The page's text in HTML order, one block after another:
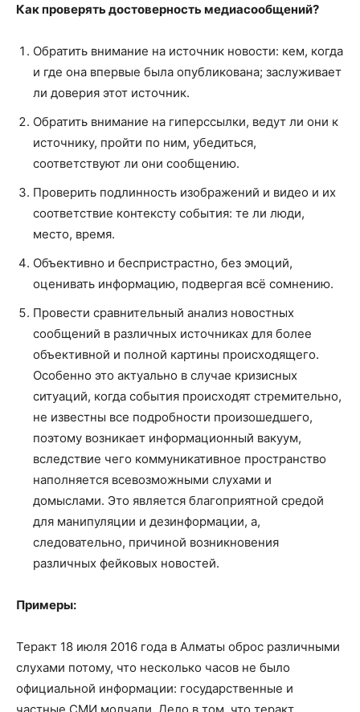
Как проверять достоверность медиасообщений?
Обратить внимание на источник новости: кем, когда
и где она впервые была опубликована; заслуживает
ли доверия этот источник.
Обратить внимание на гиперссылки, ведут ли они к
источнику, пройти по ним, убедиться,
соответствуют ли они сообщению.
Проверить подлинность изображений и видео и их
соответствие контексту события: те ли люди,
место, время.
Объективно и беспристрастно, без эмоций,
оценивать информацию, подвергая всё сомнению.
Провести сравнительный анализ новостных
сообщений в различных источниках для более
объективной и полной картины происходящего.
Особенно это актуально в случае кризисных
ситуаций, когда события происходят стремительно,
не известны все подробности произошедшего,
поэтому возникает информационный вакуум,
вследствие чего коммуникативное пространство
наполняется всевозможными слухами и
домыслами. Это является благоприятной средой
для манипуляции и дезинформации, а,
следовательно, причиной возникновения
различных фейковых новостей.
Примеры:
Теракт 18 июля 2016 года в Алматы оброс различными
слухами потому, что несколько часов не было
официальной информации: государственные и